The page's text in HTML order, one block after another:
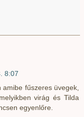
8:07
amibe fűszeres üvegek,
virág és Tilda
egyenlőre.